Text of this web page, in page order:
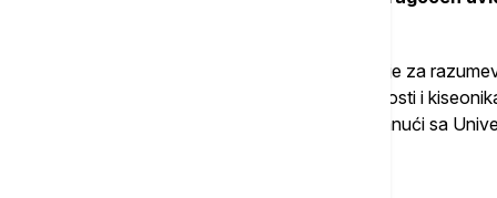
"Proučavanje ovih 'groblja kitova' važno je za
uslovima, ne samo zbog nedostatka svetlosti i
je koautor studije i paleontolog Đovani Bianući sa